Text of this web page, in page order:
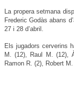
La propera setmana
Frederic Godàs abans
27 i 28 d’abril.
Els jugadors cerverins
M. (12), Raul M. (12),
Ramon R. (2), Robert